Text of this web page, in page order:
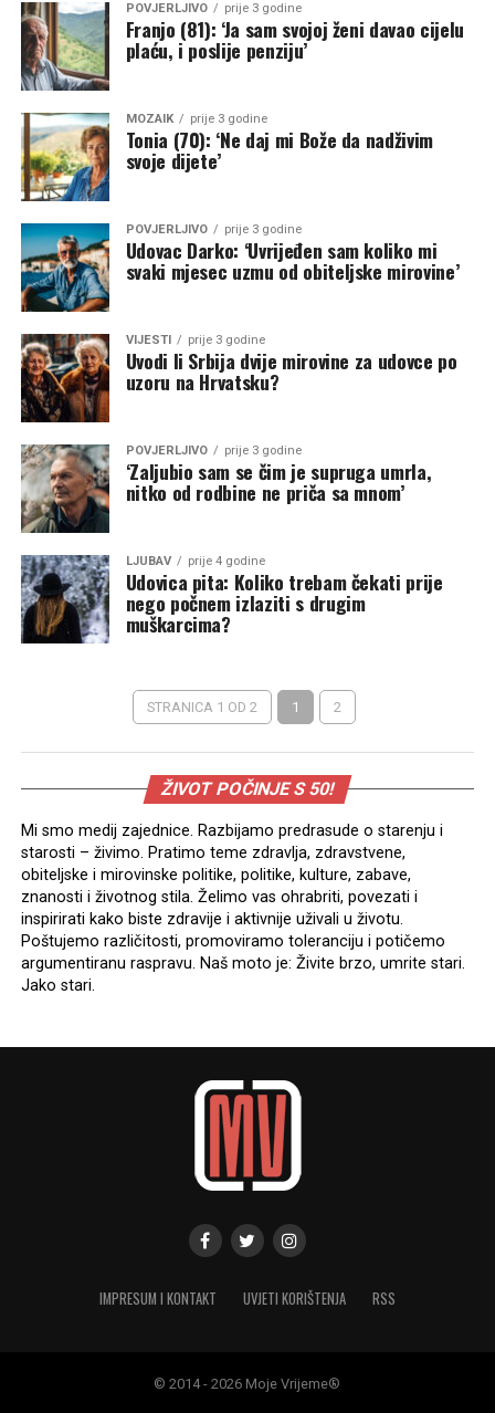
POVJERLJIVO prije 3 godine
Franjo (81): ‘Ja sam svojoj ženi davao cijelu
plaću, i poslije penziju’
MOZAIK prije 3 godine
Tonia (70): ‘Ne daj mi Bože da nadživim
svoje dijete’
POVJERLJIVO prije 3 godine
Udovac Darko: ‘Uvrijeđen sam koliko mi
svaki mjesec uzmu od obiteljske mirovine’
VIJESTI prije 3 godine
Uvodi li Srbija dvije mirovine za udovce po
uzoru na Hrvatsku?
POVJERLJIVO prije 3 godine
‘Zaljubio sam se čim je supruga umrla,
nitko od rodbine ne priča sa mnom’
LJUBAV prije 4 godine
Udovica pita: Koliko trebam čekati prije
nego počnem izlaziti s drugim
muškarcima?
STRANICA 1 OD 2 1 2
ŽIVOT POČINJE S 50!
Mi smo medij zajednice. Razbijamo predrasude o starenju i
starosti – živimo. Pratimo teme zdravlja, zdravstvene,
obiteljske i mirovinske politike, politike, kulture, zabave,
znanosti i životnog stila. Želimo vas ohrabriti, povezati i
inspirirati kako biste zdravije i aktivnije uživali u životu.
Poštujemo različitosti, promoviramo toleranciju i potičemo
argumentiranu raspravu. Naš moto je: Živite brzo, umrite stari.
Jako stari.
IMPRESUM I KONTAKT UVJETI KORIŠTENJA RSS
© 2014 - 2026 Moje Vrijeme®